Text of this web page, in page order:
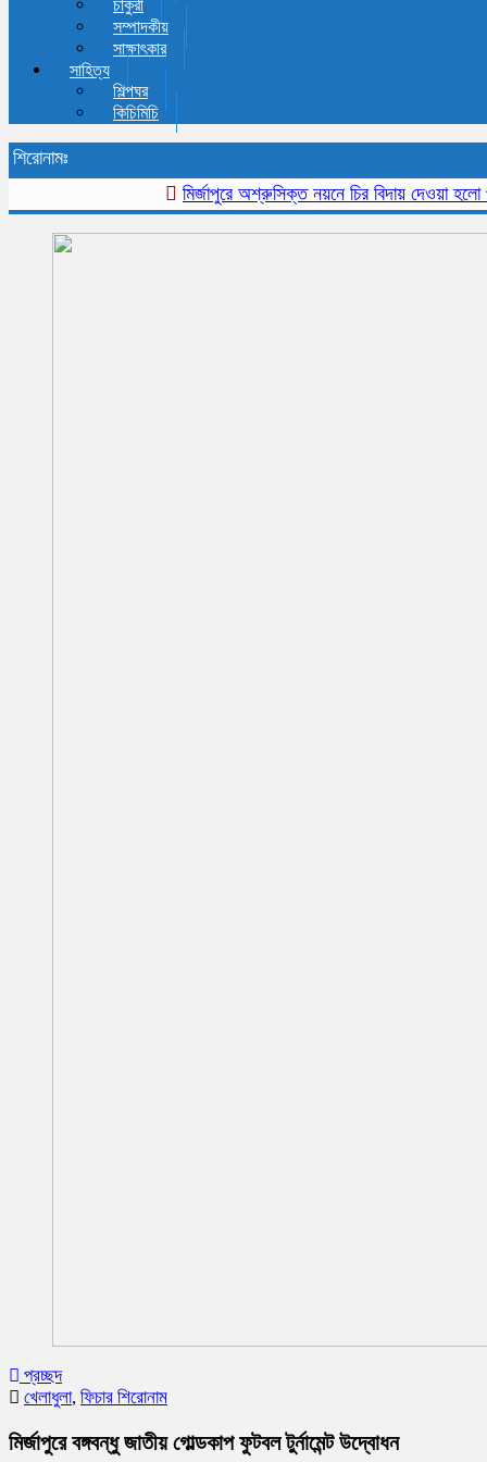
চাকুরী
সম্পাদকীয়
সাক্ষাৎকার
সাহিত্য
শিল্পঘর
কিচিমিচি
শিরোনামঃ
মির্জাপুরে অশ্রুসিক্ত নয়নে চির বিদায় দেওয়া হলো প্রবীন
প্রচ্ছদ
খেলাধুলা, ফিচার শিরোনাম
মির্জাপুরে বঙ্গবন্ধু জাতীয় গোল্ডকাপ ফুটবল টুর্নামেন্ট উদ্বোধন